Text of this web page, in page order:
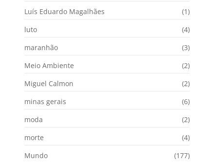
Luís Eduardo Magalhães
(1)
luto
(4)
maranhão
(3)
Meio Ambiente
(2)
Miguel Calmon
(2)
minas gerais
(6)
moda
(2)
morte
(4)
Mundo
(177)